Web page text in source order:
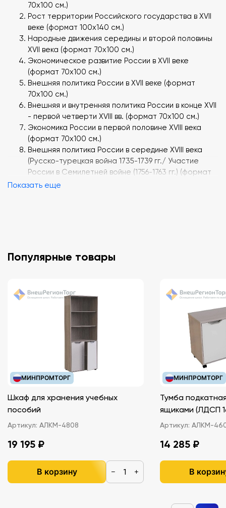
70х100 см.)
Рост территории Российского государства в XVII
веке (формат 100х140 см.)
Народные движения середины и второй половины
XVII века (формат 70х100 см.)
Экономическое развитие России в XVII веке
(формат 70х100 см.)
Внешняя политика России в XVII веке (формат
70х100 см.)
Внешняя и внутренняя политика России в конце XVII
- первой четверти XVIII вв. (формат 70х100 см.)
Экономика России в первой половине XVIII века
(формат 70х100 см.)
Внешняя политика России в середине ХVIII века
(Русско-турецкая война 1735-1739 гг./ Участие
России в Семилетней войне (1756-1763 гг.) (формат
70х100 см.)
Посполитой / Итальянский и швейцарский походы
второй половине XVIII века (формат 70х100 см.)
Российская империя к концу XVIII века (формат
100х140 см.).
Показать еще
Популярные товары
МИНПРОМТОРГ
Шкаф для хранения учебных
пособий
Артикул: АЛКМ-4808
19 195 ₽
В корзину − +
МИНПРОМТОРГ
Тумба
ящиками
Артикул: АЛКМ-
14 285 ₽
В